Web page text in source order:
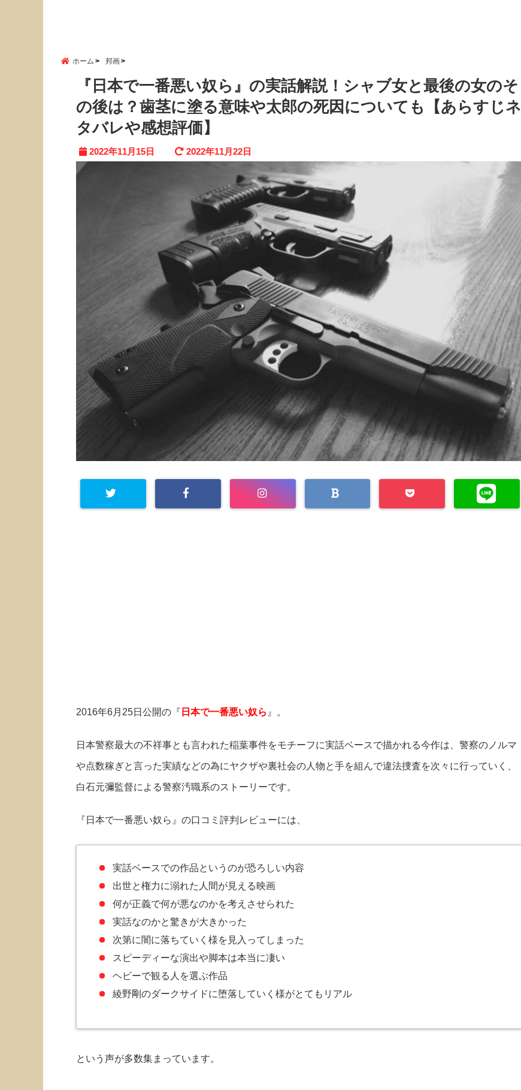
ホーム 邦画
『日本で一番悪い奴ら』の実話解説！シャブ女と最後の女のそ
の後は？歯茎に塗る意味や太郎の死因についても【あらすじネ
タバレや感想評価】
2022年11月15日 2022年11月22日
2016年6月25日公開の『 日本で一番悪い奴ら 』。
日本警察最大の不祥事とも言われた稲葉事件をモチーフに実話ベースで描かれる今作は、警察のノルマ
や点数稼ぎと言った実績などの為にヤクザや裏社会の人物と手を組んで違法捜査を次々に行っていく、
白石元彌監督による警察汚職系のストーリーです。
『日本で一番悪い奴ら』の口コミ評判レビューには、
実話ベースでの作品というのが恐ろしい内容
出世と権力に溺れた人間が見える映画
何が正義で何が悪なのかを考えさせられた
実話なのかと驚きが大きかった
次第に闇に落ちていく様を見入ってしまった
スピーディーな演出や脚本は本当に凄い
ヘビーで観る人を選ぶ作品
綾野剛のダークサイドに堕落していく様がとてもリアル
という声が多数集まっています。